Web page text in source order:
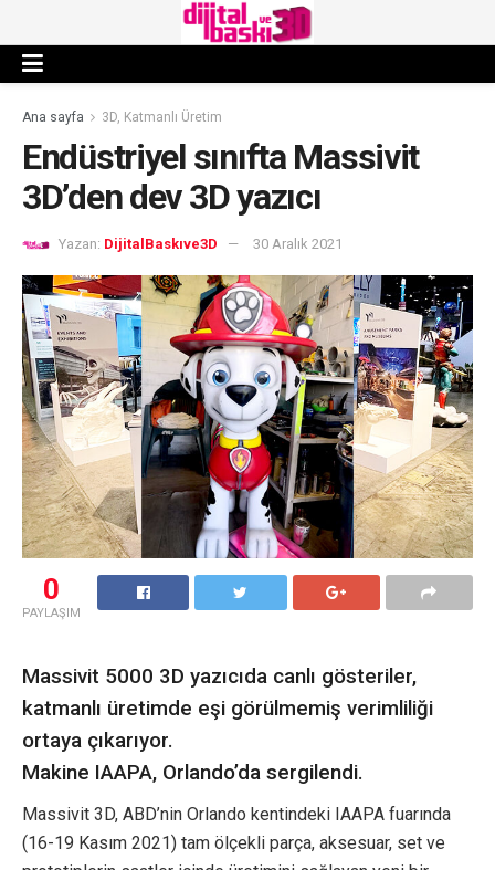
Ana sayfa 3D, Katmanlı Üretim
Endüstriyel sınıfta Massivit
3D’den dev 3D yazıcı
Yazan: DijitalBaskıve3D 30 Aralık 2021
0
PAYLAŞIM
Massivit 5000 3D yazıcıda canlı gösteriler,
katmanlı üretimde eşi görülmemiş verimliliği
ortaya çıkarıyor.
Makine IAAPA, Orlando’da sergilendi.
Massivit 3D, ABD’nin Orlando kentindeki IAAPA fuarında
(16-19 Kasım 2021) tam ölçekli parça, aksesuar, set ve